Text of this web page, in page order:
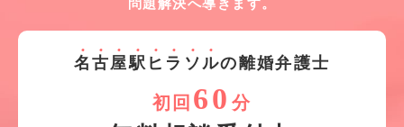
問題解決へ導きます。
名 古 屋駅 ヒ ラ ソ ルの離婚弁護士
初回 60 分